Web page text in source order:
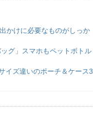
かけに必要なものがしっか
グ」スマホもペットボトル
イズ違いのポーチ＆ケース3